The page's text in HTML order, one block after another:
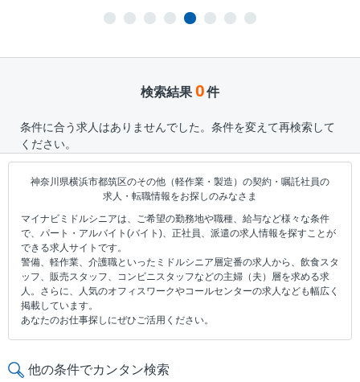
検索結果 0件
条件に合う求人はありませんでした。条件を変えて再検索して
ください。
神奈川県横浜市都筑区のその他（軽作業・製造）の契約・嘱託社員の
求人・転職情報をお探しのみなさま
マイナビミドルシニアは、ご希望の勤務地や職種、給与など様々な条件
で、パート・アルバイト(バイト)、正社員、派遣の求人情報を探すことが
できる求人サイトです。
警備、軽作業、介護職といったミドルシニア層定番の求人から、飲食スタ
ッフ、販売スタッフ、コンビニスタッフなどの主婦（夫）層を求める求
人。さらに、人気のオフィスワークやコールセンターの求人なども幅広く
掲載しています。
あなたのお仕事探しにぜひご活用ください。
他の条件でカンタン検索